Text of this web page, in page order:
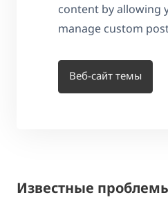
content by allowing
manage custom
Веб-сайт темы
Известные